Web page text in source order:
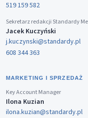
519 159 582
Sekretarz redakcji Standardy
Jacek Kuczyński
j.kuczynski@standardy.pl
608 344 363
MARKETING I SPRZEDAŻ
Key Account Manager
Ilona Kuzian
ilona.kuzian@standardy.pl